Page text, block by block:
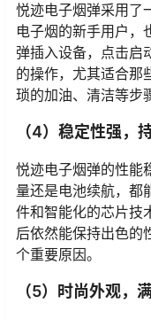
悦迹电子烟弹采用了
电子烟的新手用户，
弹插入设备，点击启
的操作，尤其适合那
琐的加油、清洁等步
（4）稳定性强，
悦迹电子烟弹的性能
量还是电池续航，都
件和智能化的芯片技
后依然能保持出色的
个重要原因。
（5）时尚外观，